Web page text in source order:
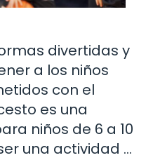
divertidas y
a los niños
con el
es una
niños de 6 a 10
una actividad …